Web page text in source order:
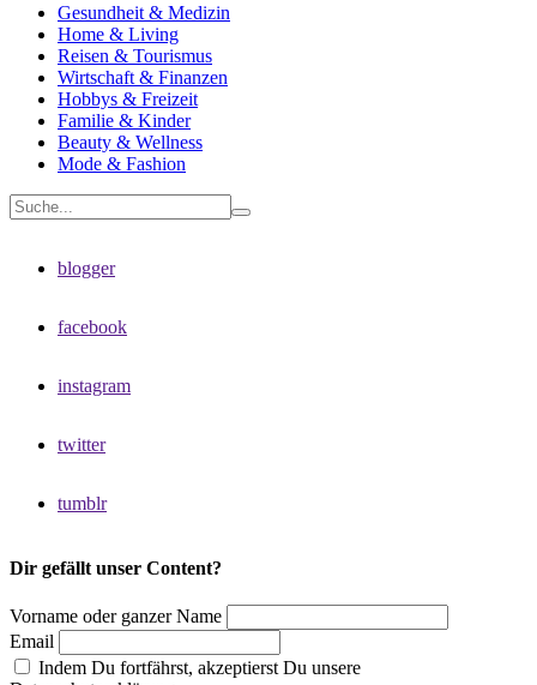
Gesundheit & Medizin
Home & Living
Reisen & Tourismus
Wirtschaft & Finanzen
Hobbys & Freizeit
Familie & Kinder
Beauty & Wellness
Mode & Fashion
blogger
facebook
instagram
twitter
tumblr
Dir gefällt unser Content?
Vorname oder ganzer Name
Email
Indem Du fortfährst, akzeptierst Du unsere